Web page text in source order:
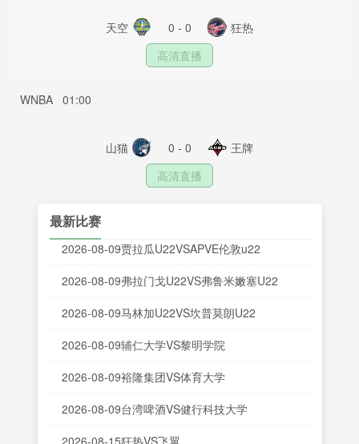
天空 0 - 0
狂热
高清直播
WNBA 01:00
山猫 0 - 0
王牌
高清直播
最新比赛
2026-08-09贾拉瓜U22VSAPVE伦敦u22
2026-08-09弗拉门戈U22VS弗鲁米嫩塞U22
2026-08-09马林加U22VS坎普莫朗U22
2026-08-09辅仁大学VS黎明学院
2026-08-09裕隆集团VS体育大学
2026-08-09台湾啤酒VS健行科技大学
2026-08-15狂热VS飞翼